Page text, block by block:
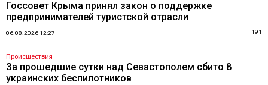
Госсовет Крыма принял закон о поддержке
предпринимателей туристской отрасли
06.08.2026 12:27 191
Происшествия
За прошедшие сутки над Севастополем сбито 8
украинских беспилотников